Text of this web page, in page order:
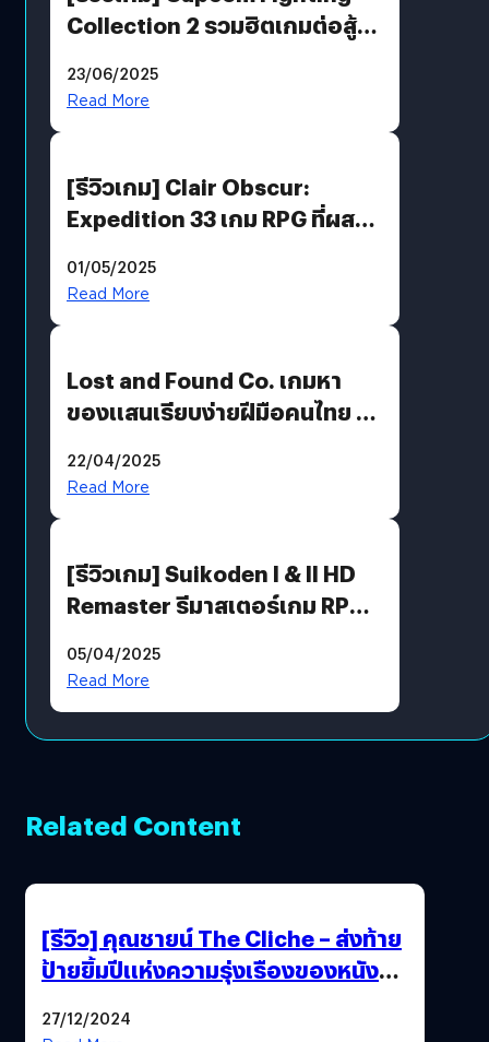
Collection 2 รวมฮิตเกมต่อสู้ใน
23/06/2025
Read More
[รีวิวเกม] Clair Obscur:
Expedition 33 เกม RPG ที่ผสาน
ได้ลงตัว
01/05/2025
Read More
Lost and Found Co. เกมหา
ของแสนเรียบง่ายฝีมือคนไทย ที่
ตัวคุณ
22/04/2025
Read More
[รีวิวเกม] Suikoden I & II HD
Remaster รีมาสเตอร์เกม RPG
05/04/2025
Read More
Related Content
[รีวิว] คุณชายน์ The Cliche – ส่งท้าย
ป้ายยิ้มปีแห่งความรุ่งเรืองของหนัง
27/12/2024